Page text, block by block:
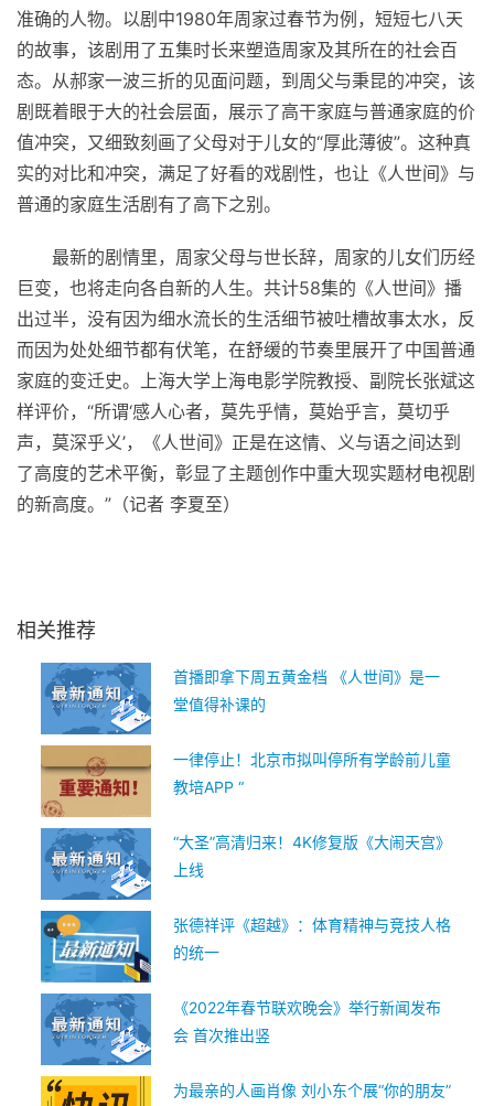
准确的人物。以剧中1980年周家过春节为例，短短七八天
的故事，该剧用了五集时长来塑造周家及其所在的社会百
态。从郝家一波三折的见面问题，到周父与秉昆的冲突，该
剧既着眼于大的社会层面，展示了高干家庭与普通家庭的价
值冲突，又细致刻画了父母对于儿女的“厚此薄彼”。这种真
实的对比和冲突，满足了好看的戏剧性，也让《人世间》与
普通的家庭生活剧有了高下之别。
最新的剧情里，周家父母与世长辞，周家的儿女们历经
巨变，也将走向各自新的人生。共计58集的《人世间》播
出过半，没有因为细水流长的生活细节被吐槽故事太水，反
而因为处处细节都有伏笔，在舒缓的节奏里展开了中国普通
家庭的变迁史。上海大学上海电影学院教授、副院长张斌这
样评价，“所谓‘感人心者，莫先乎情，莫始乎言，莫切乎
声，莫深乎义’，《人世间》正是在这情、义与语之间达到
了高度的艺术平衡，彰显了主题创作中重大现实题材电视剧
的新高度。”（记者 李夏至）
相关推荐
首播即拿下周五黄金档 《人世间》是一
堂值得补课的
一律停止！北京市拟叫停所有学龄前儿童
教培APP “
“大圣”高清归来！4K修复版《大闹天宫》
上线
张德祥评《超越》：体育精神与竞技人格
的统一
《2022年春节联欢晚会》举行新闻发布
会 首次推出竖
为最亲的人画肖像 刘小东个展“你的朋友”